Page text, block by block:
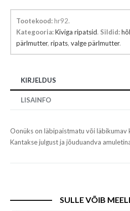
Tootekood: hr92.
Kategooria:Kiviga ripatsid. Sildid:
pärlmutter, ripats, valge pärlmutter.
KIRJELDUS
LISAINFO
Oonüks on läbipaistmatu või läbikumav
Kantakse julgust ja jõuduandva
SULLE VÕIB